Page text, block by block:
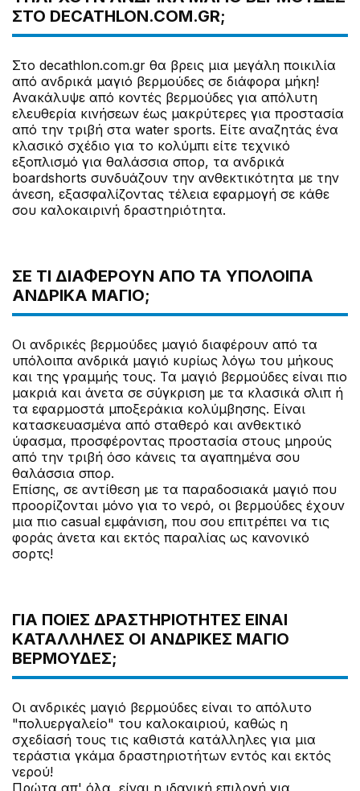
ΣΤΟ DECATHLON.COM.GR;
Στο decathlon.com.gr θα βρεις μια μεγάλη ποικιλία
από ανδρικά μαγιό βερμούδες σε διάφορα μήκη!
Ανακάλυψε από κοντές βερμούδες για απόλυτη
ελευθερία κινήσεων έως μακρύτερες για προστασία
από την τριβή στα water sports. Είτε αναζητάς ένα
κλασικό σχέδιο για το κολύμπι είτε τεχνικό
εξοπλισμό για θαλάσσια σπορ, τα ανδρικά
boardshorts συνδυάζουν την ανθεκτικότητα με την
άνεση, εξασφαλίζοντας τέλεια εφαρμογή σε κάθε
σου καλοκαιρινή δραστηριότητα.
ΣΕ ΤΙ ΔΙΑΦΈΡΟΥΝ ΑΠΌ ΤΑ ΥΠΌΛΟΙΠΑ
ΑΝΔΡΙΚΆ ΜΑΓΙΌ;
Οι ανδρικές βερμούδες μαγιό διαφέρουν από τα
υπόλοιπα ανδρικά μαγιό κυρίως λόγω του μήκους
και της γραμμής τους. Τα μαγιό βερμούδες είναι πιο
μακριά και άνετα σε σύγκριση με τα κλασικά σλιπ ή
τα εφαρμοστά μποξεράκια κολύμβησης. Είναι
κατασκευασμένα από σταθερό και ανθεκτικό
ύφασμα, προσφέροντας προστασία στους μηρούς
από την τριβή όσο κάνεις τα αγαπημένα σου
θαλάσσια σπορ.
Επίσης, σε αντίθεση με τα παραδοσιακά μαγιό που
προορίζονται μόνο για το νερό, οι βερμούδες έχουν
μια πιο casual εμφάνιση, που σου επιτρέπει να τις
φοράς άνετα και εκτός παραλίας ως κανονικό
σορτς!
ΓΙΑ ΠΟΙΕΣ ΔΡΑΣΤΗΡΙΌΤΗΤΕΣ ΕΊΝΑΙ
ΚΑΤΆΛΛΗΛΕΣ ΟΙ ΑΝΔΡΙΚΈΣ ΜΑΓΙΌ
ΒΕΡΜΟΎΔΕΣ;
Οι ανδρικές μαγιό βερμούδες είναι το απόλυτο
"πολυεργαλείο" του καλοκαιριού, καθώς η
σχεδίασή τους τις καθιστά κατάλληλες για μια
τεράστια γκάμα δραστηριοτήτων εντός και εκτός
νερού!
Πρώτα απ' όλα, είναι η ιδανική επιλογή για